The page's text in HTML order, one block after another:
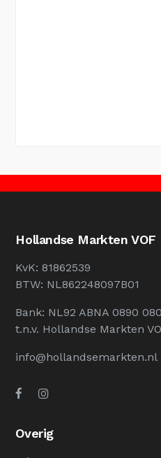
Hollandse Markten VOF
KvK: 81862539
BTW: NL862248097B01
Bank: NL92 ABNA 0890
t.n.v. Hollandse Markten
info@hollandsemarkten.nl
Overig